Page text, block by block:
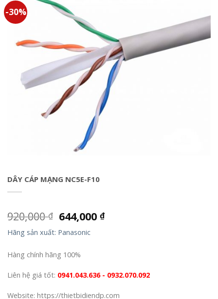
-30%
DÂY CÁP MẠNG NC5E-F10
920,000₫ 644,000₫
Hãng sản xuất: Panasonic
Hàng chính hãng 100%
Liên hệ giá tốt: 0941.043.636 - 0932.070.092
Website: https://thietbidiendp.com